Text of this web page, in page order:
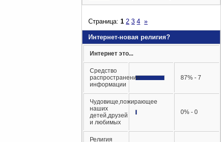
Интернет-новая религия?
Страница:1 2 3 4 »
Интернет это...
Средство
распространения
информации
87% - 7
Чудовище,пожирающее
наших
детей,друзей
и любимых
0% - 0
Религия